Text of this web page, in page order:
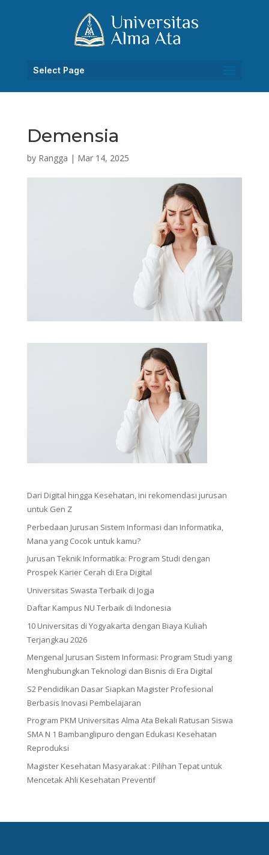
Select Page
Demensia
by Rangga | Mar 14, 2025
Dari Digital hingga Kesehatan, ini rekomendasi jurusan
untuk Gen Z
Perbedaan Jurusan Sistem Informasi dan Informatika,
Mana yang Cocok untuk kamu?
Jurusan Teknik Informatika: Program Studi dengan
Prospek Karier Cerah di Era Digital
Universitas Swasta Terbaik di Jogja
Daftar Kampus NU Terbaik di Indonesia
10 Universitas di Yogyakarta dengan Biaya Kuliah
Terjangkau 2026
Mengenal Jurusan Sistem Informasi: Program Studi yang
Menghubungkan Teknologi dan Bisnis di Era Digital
S2 Pendidikan Dasar Siapkan Magister Profesional
Berbasis Inovasi Pembelajaran
Program PKM Universitas Alma Ata Bekali Ratusan Siswa
SMA N 1 Bambanglipuro dengan Edukasi Kesehatan
Reproduksi
Magister Kesehatan Masyarakat : Pilihan Tepat untuk
Mencetak Ahli Kesehatan Preventif